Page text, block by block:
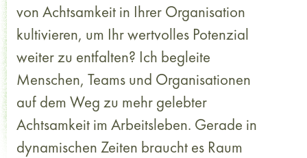
von Achtsamkeit in Ihrer Organisation
kultivieren, um Ihr wertvolles Potenzial
weiter zu entfalten? Ich begleite
Menschen, Teams und Organisationen
auf dem Weg zu mehr gelebter
Achtsamkeit im Arbeitsleben. Gerade in
dynamischen Zeiten braucht es Raum